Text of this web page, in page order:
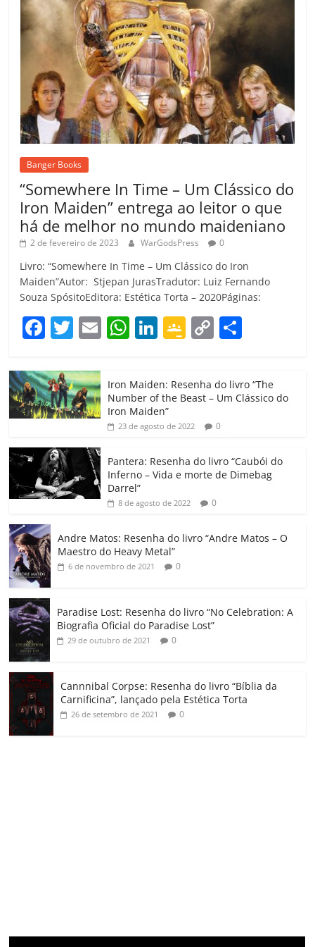
Banger Books
“Somewhere In Time – Um Clássico do
Iron Maiden” entrega ao leitor o que
há de melhor no mundo maideniano
2 de fevereiro de 2023 WarGodsPress 0
Livro: “Somewhere In Time – Um Clássico do Iron
Maiden”Autor: Stjepan JurasTradutor: Luiz Fernando
Souza SpósitoEditora: Estética Torta – 2020Páginas:
F
a
c
e
b
o
o
k
T
w
itt
er
E
m
W
h
s
A
p
p
Li
n
e
dI
n
G
o
gl
e
Cl
a
ss
ro
o
m
C
o
y
Li
n
k
p
h
ar
Iron Maiden: Resenha do livro “The
Number of the Beast – Um Clássico do
Iron Maiden”
23 de agosto de 2022 0
Pantera: Resenha do livro “Caubói do
Inferno – Vida e morte de Dimebag
Darrel”
8 de agosto de 2022 0
Andre Matos: Resenha do livro “Andre Matos – O
Maestro do Heavy Metal”
6 de novembro de 2021 0
Paradise Lost: Resenha do livro “No Celebration: A
Biografia Oficial do Paradise Lost”
29 de outubro de 2021 0
Cannnibal Corpse: Resenha do livro “Bíblia da
Carnificina”, lançado pela Estética Torta
26 de setembro de 2021 0